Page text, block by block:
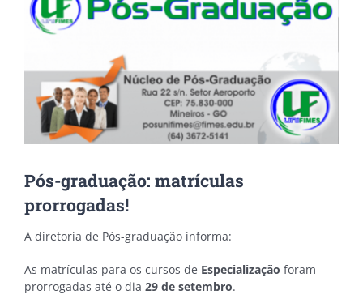
Pós-graduação: matrículas
prorrogadas!
A diretoria de Pós-graduação informa:
As matrículas para os cursos de Especialização foram
prorrogadas até o dia 29 de setembro.